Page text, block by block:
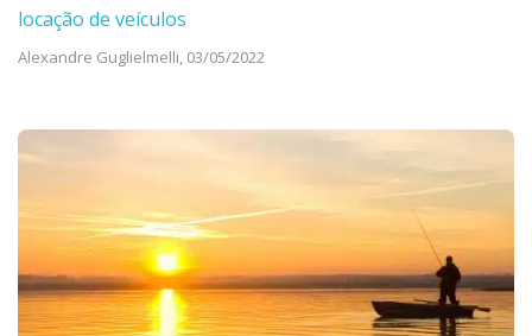
locação de veículos
Alexandre Guglielmelli, 03/05/2022